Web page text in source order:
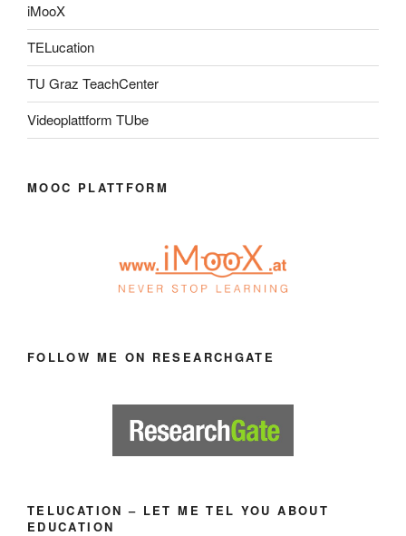
iMooX
TELucation
TU Graz TeachCenter
Videoplattform TUbe
MOOC PLATTFORM
FOLLOW ME ON RESEARCHGATE
TELUCATION – LET ME TEL YOU ABOUT
EDUCATION